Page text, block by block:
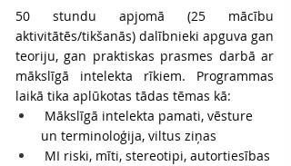
50 stundu apjomā (25 mācību
aktivitātēs/tikšanās) dalībnieki apguva gan
teoriju, gan praktiskas prasmes darbā ar
mākslīgā intelekta rīkiem. Programmas
laikā tika aplūkotas tādas tēmas kā:
Mākslīgā intelekta pamati, vēsture
un terminoloģija, viltus ziņas
MI riski, mīti, stereotipi, autortiesības